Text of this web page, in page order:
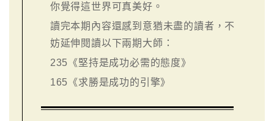
你覺得這世界可真美好。
讀完本期內容還感到意猶未盡的讀者，不
妨延伸閱讀以下兩期大師：
235 《堅持是成功必需的態度》
165 《求勝是成功的引擎》